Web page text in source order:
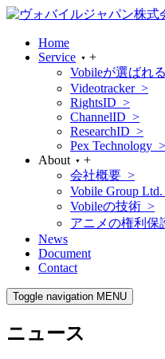
Home
Service
▼
+
Vobileが選ばれ
Videotracker >
RightsID >
ChannelID >
ResearchID >
Pex Technology >
About
▼
+
会社概要 >
Vobile Group
Vobileの技術 >
アニメの権利
News
Document
Contact
Toggle navigation MENU
ニュース